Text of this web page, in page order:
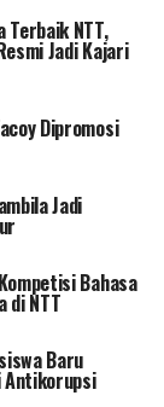
Terbaik NTT,
Jadi Kajari
Dipromosi
Jadi
Bahasa
di NTT
Baru
Antikorupsi